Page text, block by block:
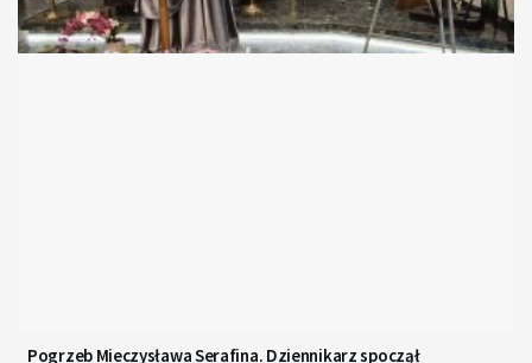
Pogrzeb Mieczysława Serafina. Dziennikarz spoczął